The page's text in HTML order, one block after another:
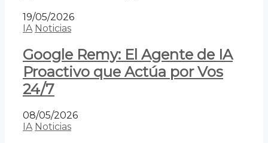
19/05/2026
IA Noticias
Google Remy: El Agente de IA
Proactivo que Actúa por Vos
24/7
08/05/2026
IA Noticias